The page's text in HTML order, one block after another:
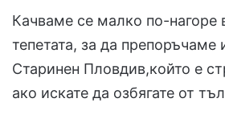
Качваме се малко по-нагоре
тепетата, за да препоръчаме
Старинен Пловдив,който е
ако искате да озбягате от